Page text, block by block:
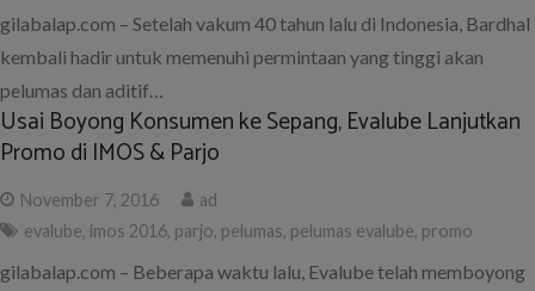
gilabalap.com – Setelah vakum 40 tahun lalu di Indonesia, Bardhal
kembali hadir untuk memenuhi permintaan yang tinggi akan
pelumas dan aditif…
Usai Boyong Konsumen ke Sepang, Evalube Lanjutkan
Promo di IMOS & Parjo
November 7, 2016
ad
evalube, imos 2016, parjo, pelumas, pelumas evalube, promo
gilabalap.com – Beberapa waktu lalu, Evalube telah memboyong